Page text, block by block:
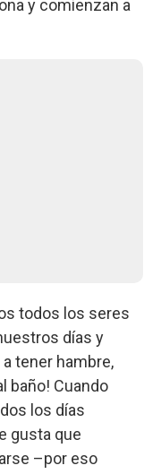
y comienzan a
todos los seres
días y
tener hambre,
baño! Cuando
los días
gusta que
–por eso